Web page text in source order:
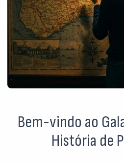
Bem-vindo ao
História de